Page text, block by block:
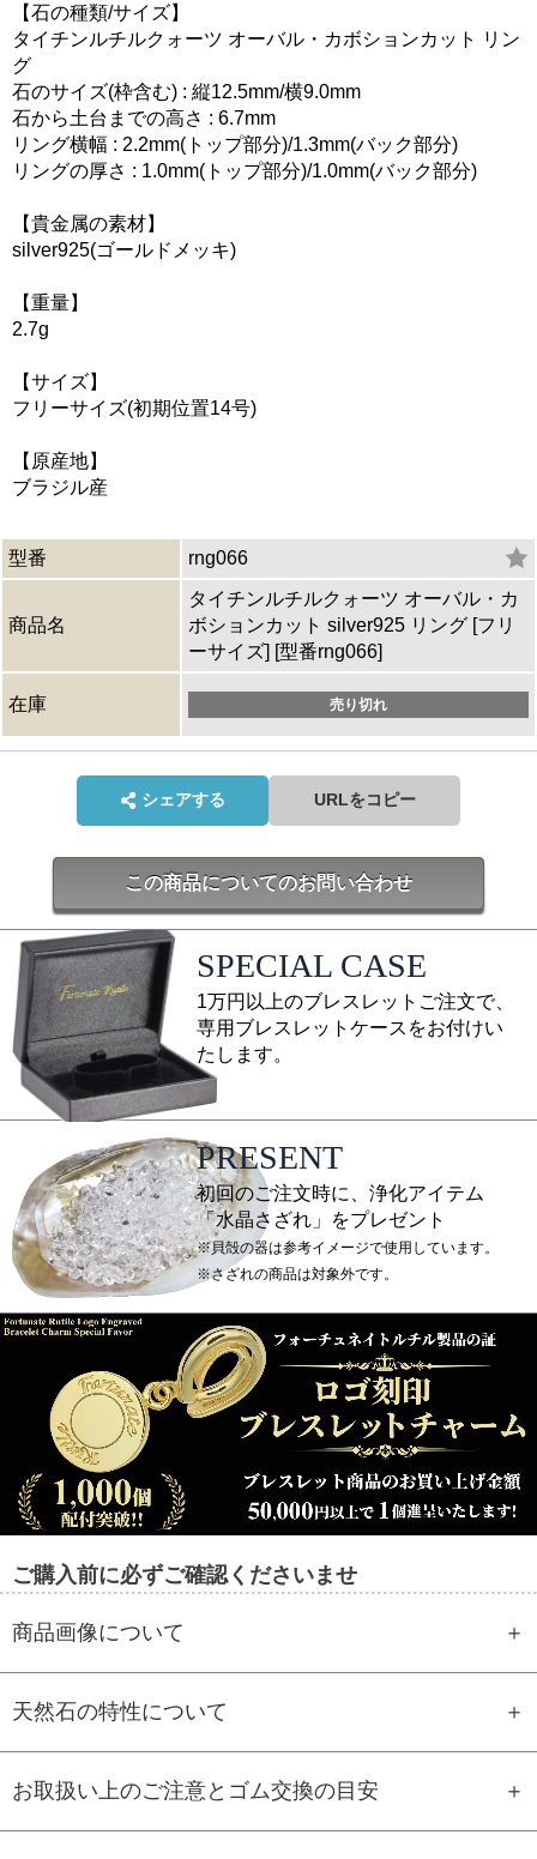
【石の種類/サイズ】
タイチンルチルクォーツ オーバル・カボションカット リン
グ
石のサイズ(枠含む) : 縦12.5mm/横9.0mm
石から土台までの高さ : 6.7mm
リング横幅 : 2.2mm(トップ部分)/1.3mm(バック部分)
リングの厚さ : 1.0mm(トップ部分)/1.0mm(バック部分)
【貴金属の素材】
silver925(ゴールドメッキ)
【重量】
2.7g
【サイズ】
フリーサイズ(初期位置14号)
【原産地】
ブラジル産
型番 rng066
商品名
タイチンルチルクォーツ オーバル・カ
ボションカット silver925 リング [フリ
ーサイズ] [型番rng066]
在庫 売り切れ
シェアする URLをコピー
この商品についてのお問い合わせ
SPECIAL CASE
1万円以上のブレスレットご注文で、
専用ブレスレットケースをお付けい
たします。
PRESENT
初回のご注文時に、浄化アイテム
「水晶さざれ」をプレゼント
※貝殻の器は参考イメージで使用しています。
※さざれの商品は対象外です。
ご購入前に必ずご確認くださいませ
商品画像について
天然石の特性について
お取扱い上のご注意とゴム交換の目安